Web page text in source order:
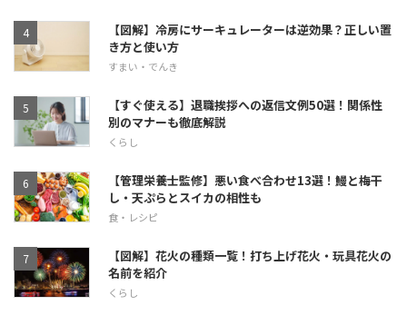
【図解】冷房にサーキュレーターは逆効果？正しい置
き方と使い方
すまい・でんき
【すぐ使える】退職挨拶への返信文例50選！関係性
別のマナーも徹底解説
くらし
【管理栄養士監修】悪い食べ合わせ13選！鰻と梅干
し・天ぷらとスイカの相性も
食・レシピ
【図解】花火の種類一覧！打ち上げ花火・玩具花火の
名前を紹介
くらし